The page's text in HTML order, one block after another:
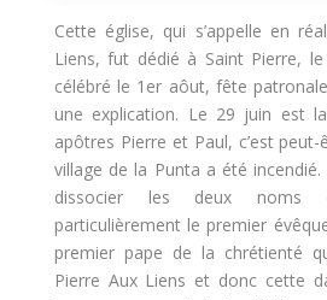
Cette église, qui s’appelle en
Liens, fut dédié à Saint Pierre,
célébré le 1er aôut, fête patronale
une explication. Le 29 juin est
apôtres Pierre et Paul, c’est
village de la Punta a été incendié.
dissocier les deux noms
particulièrement le premier
premier pape de la chrétienté
Pierre Aux Liens et donc cette